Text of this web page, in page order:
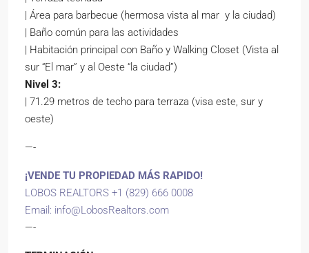
| Área para barbecue (hermosa vista al mar y la ciudad)
| Baño común para las actividades
| Habitación principal con Baño y Walking Closet (Vista al
sur “El mar” y al Oeste “la ciudad”)
Nivel 3:
| 71.29 metros de techo para terraza (visa este, sur y
oeste)
—-
¡VENDE TU PROPIEDAD MÁS RAPIDO!
LOBOS REALTORS +1 (829) 666 0008
Email: info@LobosRealtors.com
—-